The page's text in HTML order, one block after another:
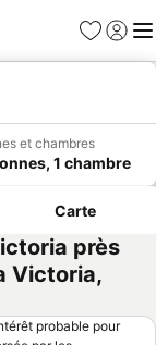
Favoris
Se
et chambres
1 chambre
Carte
près
Victoria,
probable pour